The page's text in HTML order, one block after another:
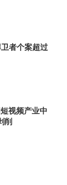
者个案超过
视频产业中
削